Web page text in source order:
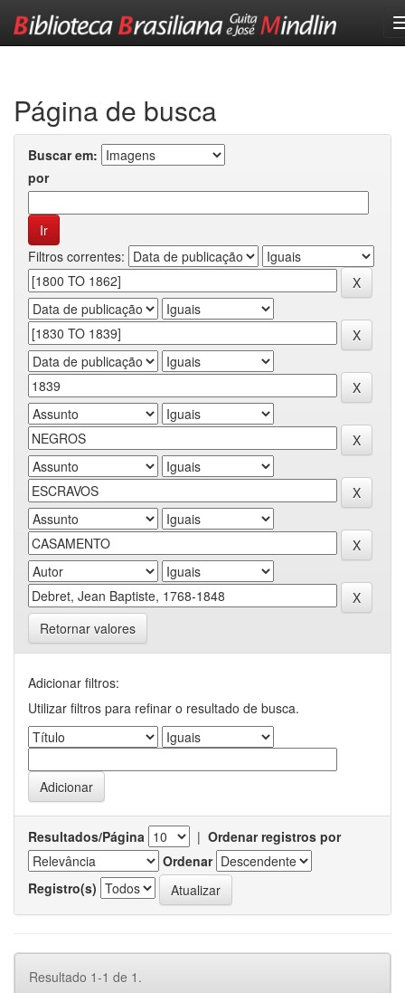
Página de busca
Buscar em:
por
Filtros correntes:
Retornar valores
Adicionar filtros:
Utilizar filtros para refinar o resultado de busca.
Resultados/Página | Ordenar registros por
Ordenar
Registro(s)
Resultado 1-1 de 1.